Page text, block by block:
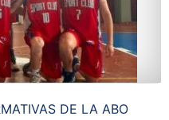
DE LA ABO